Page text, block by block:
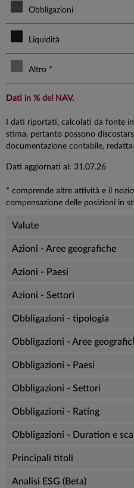
Obbligazioni
Liquidità
Altro *
Dati in % del NAV.
I dati riportati, calcolati da fonte
stima, pertanto possono
documentazione contabile,
Dati aggiornati al: 31.07.26
* comprende altre attività e il
compensazione delle posizioni in
Valute
Azioni - Aree geografiche
Azioni - Paesi
Azioni - Settori
Obbligazioni - tipologia
Obbligazioni - Aree
Obbligazioni - Paesi
Obbligazioni - Settori
Obbligazioni - Rating
Obbligazioni - Duration e
Principali titoli
Analisi ESG (Beta)